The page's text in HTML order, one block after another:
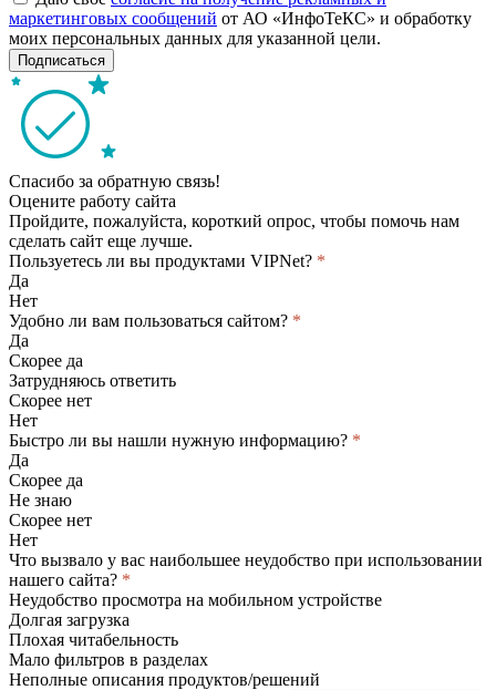
маркетинговых сообщений от АО «ИнфоТеКС» и обработку
моих персональных данных для указанной цели.
Подписаться
Спасибо за обратную связь!
Оцените работу сайта
Пройдите, пожалуйста, короткий опрос, чтобы помочь нам
сделать сайт еще лучше.
Пользуетесь ли вы продуктами VIPNet? *
Да
Нет
Удобно ли вам пользоваться сайтом? *
Да
Скорее да
Затрудняюсь ответить
Скорее нет
Нет
Быстро ли вы нашли нужную информацию? *
Да
Скорее да
Не знаю
Скорее нет
Нет
Что вызвало у вас наибольшее неудобство при использовании
нашего сайта? *
Неудобство просмотра на мобильном устройстве
Долгая загрузка
Плохая читабельность
Мало фильтров в разделах
Неполные описания продуктов/решений